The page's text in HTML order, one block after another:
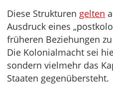
Diese Strukturen gelten
Ausdruck eines
früheren Beziehungen
Die Kolonialmacht sei
sondern vielmehr das
Staaten gegenübersteht.